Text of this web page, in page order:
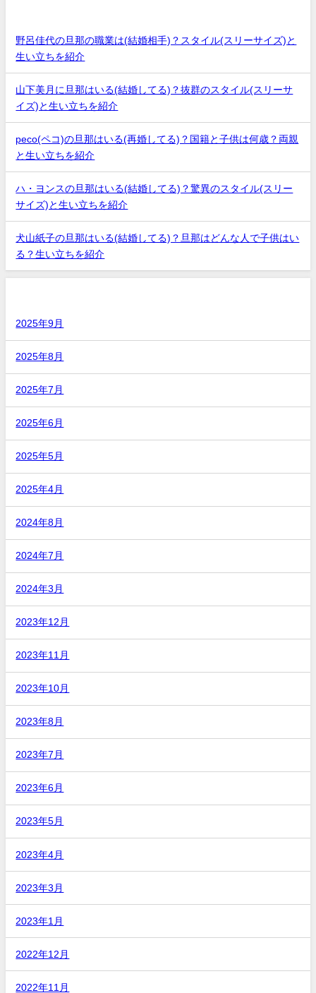
野呂佳代の旦那の職業は(結婚相手)？スタイル(スリーサイズ)と
生い立ちを紹介
山下美月に旦那はいる(結婚してる)？抜群のスタイル(スリーサ
イズ)と生い立ちを紹介
peco(ペコ)の旦那はいる(再婚してる)？国籍と子供は何歳？両親
と生い立ちを紹介
ハ・ヨンスの旦那はいる(結婚してる)？驚異のスタイル(スリー
サイズ)と生い立ちを紹介
犬山紙子の旦那はいる(結婚してる)？旦那はどんな人で子供はい
る？生い立ちを紹介
2025年9月
2025年8月
2025年7月
2025年6月
2025年5月
2025年4月
2024年8月
2024年7月
2024年3月
2023年12月
2023年11月
2023年10月
2023年8月
2023年7月
2023年6月
2023年5月
2023年4月
2023年3月
2023年1月
2022年12月
2022年11月